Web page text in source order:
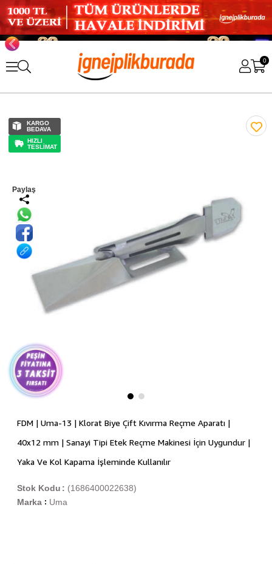
0
KARGO
BEDAVA
HIZLI
TESLİMAT
Paylaş
FDM | Uma-13 | Klorat Biye Çift Kıvırma Reçme Aparatı |
40x12 mm | Sanayi Tipi Etek Reçme Makinesi İçin Uygundur |
Yaka Ve Kol Kapama İşleminde Kullanılır
(1686400022638)
Stok Kodu
Marka : Uma